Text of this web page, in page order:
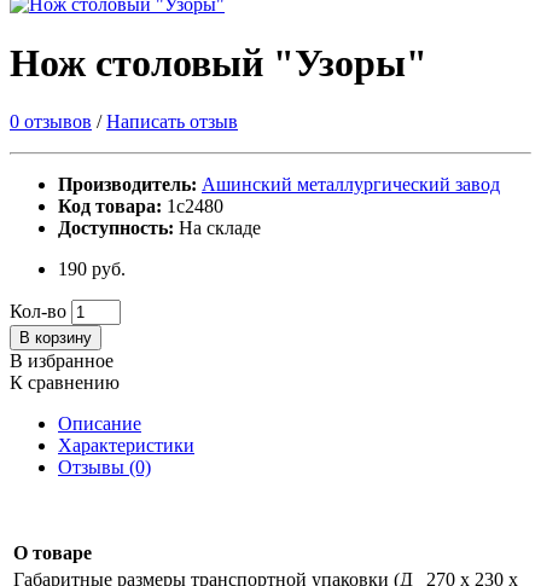
Нож столовый "Узоры"
0 отзывов /Написать отзыв
Производитель: Ашинский металлургический завод
Код товара: 1с2480
Доступность: На складе
190 руб.
Кол-во
В корзину
В избранное
К сравнению
Описание
Характеристики
Отзывы (0)
О товаре
Габаритные размеры транспортной упаковки (Д
270 х 230 х